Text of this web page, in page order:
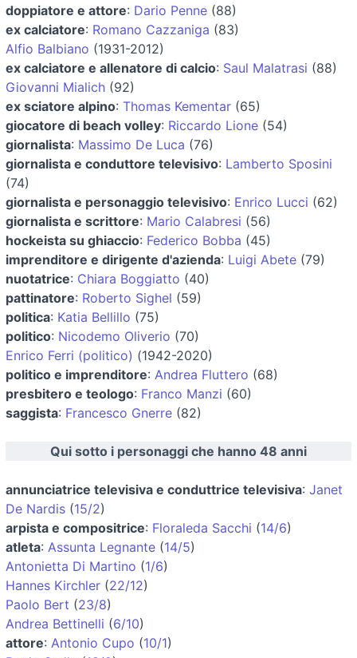
doppiatore e attore: Dario Penne (88)
ex calciatore: Romano Cazzaniga (83)
Alfio Balbiano (1931-2012)
ex calciatore e allenatore di calcio: Saul Malatrasi (88)
Giovanni Mialich (92)
ex sciatore alpino: Thomas Kementar (65)
giocatore di beach volley: Riccardo Lione (54)
giornalista: Massimo De Luca (76)
giornalista e conduttore televisivo: Lamberto Sposini
(74)
giornalista e personaggio televisivo: Enrico Lucci (62)
giornalista e scrittore: Mario Calabresi (56)
hockeista su ghiaccio: Federico Bobba (45)
imprenditore e dirigente d'azienda: Luigi Abete (79)
nuotatrice: Chiara Boggiatto (40)
pattinatore: Roberto Sighel (59)
politica: Katia Bellillo (75)
politico: Nicodemo Oliverio (70)
Enrico Ferri (politico) (1942-2020)
politico e imprenditore: Andrea Fluttero (68)
presbitero e teologo: Franco Manzi (60)
saggista: Francesco Gnerre (82)
Qui sotto i personaggi che hanno 48 anni
annunciatrice televisiva e conduttrice televisiva: Janet
De Nardis (15/2)
arpista e compositrice: Floraleda Sacchi (14/6)
atleta: Assunta Legnante (14/5)
Antonietta Di Martino (1/6)
Hannes Kirchler (22/12)
Paolo Bert (23/8)
Andrea Bettinelli (6/10)
attore: Antonio Cupo (10/1)